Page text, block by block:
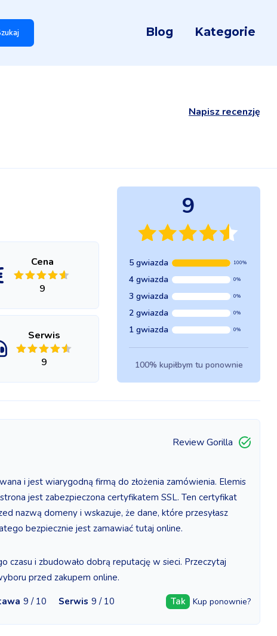
Blog Kategorie
Napisz recenzję
Cena
9
Serwis
9
9
5 gwiazda 100%
4 gwiazda 0%
3 gwiazda 0%
2 gwiazda 0%
1 gwiazda 0%
100% kupiłbym tu ponownie
Review Gorilla
i jest wiarygodną firmą do złożenia zamówienia. Elemis
jest zabezpieczona certyfikatem SSL. Ten certyfikat
nazwą domeny i wskazuje, że dane, które przesyłasz
bezpiecznie jest zamawiać tutaj online.
czasu i zbudowało dobrą reputację w sieci. Przeczytaj
przed zakupem online.
9 / 10 Serwis 9 / 10 Tak Kup ponownie?